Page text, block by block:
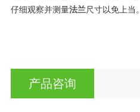
仔细观察并测量法兰尺寸以免上当。
产品咨询